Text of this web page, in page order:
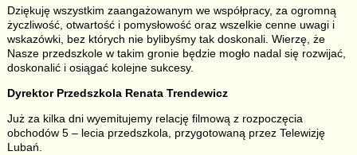
Dziękuję wszystkim zaangażowanym we współpracy, za ogromną
życzliwość, otwartość i pomysłowość oraz wszelkie cenne uwagi i
wskazówki, bez których nie bylibyśmy tak doskonali. Wierzę, że
Nasze przedszkole w takim gronie będzie mogło nadal się rozwijać,
doskonalić i osiągać kolejne sukcesy.
Dyrektor Przedszkola Renata Trendewicz
Już za kilka dni wyemitujemy relację filmową z rozpoczęcia
obchodów 5 – lecia przedszkola, przygotowaną przez Telewizję
Lubań.